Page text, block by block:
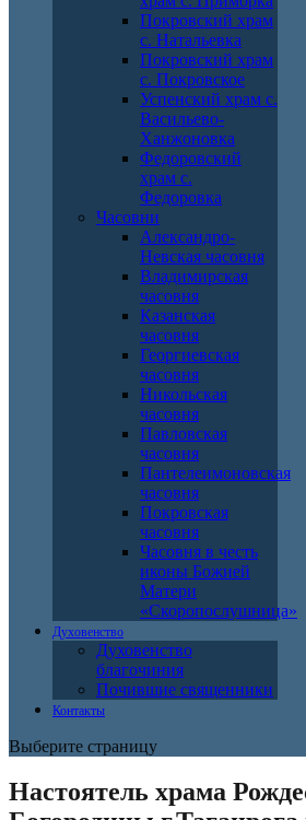
Покровский храм
с. Натальевка
Покровский храм
с. Покровское
Успенский храм с.
Васильево-
Ханжоновка
Федоровский
храм с.
Федоровка
Часовни
Александро-
Невская часовня
Владимирская
часовня
Казанская
часовня
Георгиевская
часовня
Никольская
часовня
Павловская
часовня
Пантелеимоновская
часовня
Покровская
часовня
Часовня в честь
иконы Божией
Матери
«Скоропослушница»
Духовенство
Духовенство
благочиния
Почившие священники
Контакты
Выберите страницу
Настоятель храма